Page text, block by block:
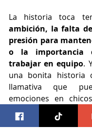
La historia toca
ambición, la falta
presión para
o la importancia
trabajar en equipo.
una bonita historia
llamativa que
emociones en
pesar de no ser
innovadora.